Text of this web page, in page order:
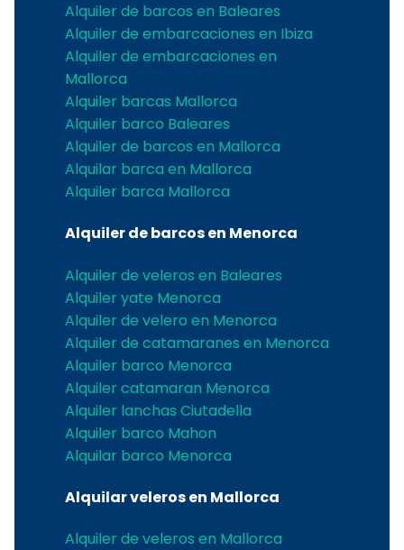
Alquiler de barcos en Baleares
Alquiler de embarcaciones en Ibiza
Alquiler de embarcaciones en
Mallorca
Alquiler barcas Mallorca
Alquiler barco Baleares
Alquiler de barcos en Mallorca
Alquilar barca en Mallorca
Alquiler barca Mallorca
Alquiler de barcos en Menorca
Alquiler de veleros en Baleares
Alquiler yate Menorca
Alquiler de velero en Menorca
Alquiler de catamaranes en Menorca
Alquiler barco Menorca
Alquiler catamaran Menorca
Alquiler lanchas Ciutadella
Alquiler barco Mahon
Alquilar barco Menorca
Alquilar veleros en Mallorca
Alquiler de veleros en Mallorca